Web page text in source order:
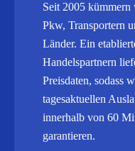
Seit 2005
Pkw, Transportern
Länder. Ein
Handelspartnern
Preisdaten, sodass
tagesaktuellen
innerhalb von 60
garantieren.